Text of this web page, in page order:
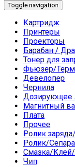
Toggle navigation
Картридж
Принтеры
Проекторы
Барабан /
Тонер для
Фьюзер/
Девелопер
Чернила
Дозирующее
Магнитный
Плата
Прочее
Ролик
Ролик/
Смазка/
Чип